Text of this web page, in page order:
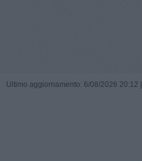
Ultimo aggiornamento: 6/08/2026 20:12 |